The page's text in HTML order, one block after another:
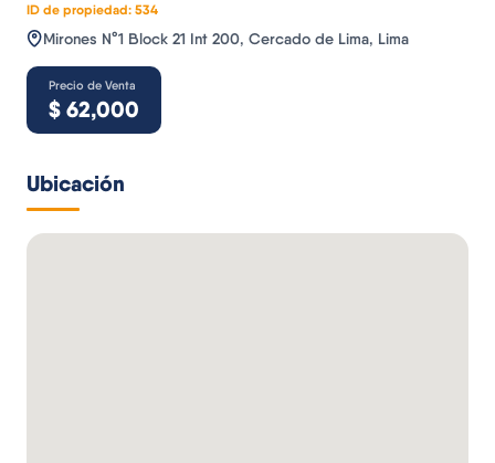
ID de propiedad: 534
Mirones N°1 Block 21 Int 200, Cercado de Lima, Lima
Precio de Venta
$ 62,000
Ubicación